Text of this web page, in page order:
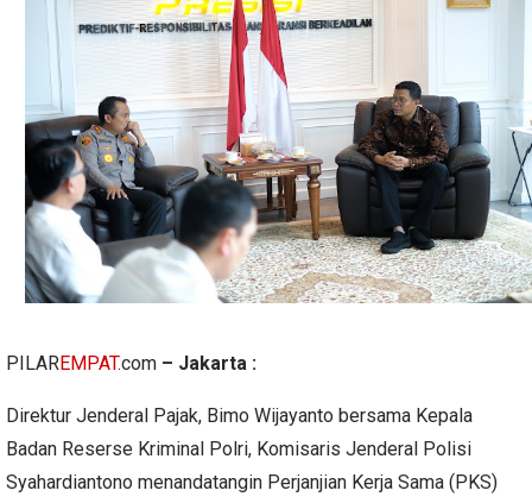
PILAREMPAT.com – Jakarta :
Direktur Jenderal Pajak, Bimo Wijayanto bersama Kepala
Badan Reserse Kriminal Polri, Komisaris Jenderal Polisi
Syahardiantono menandatangin Perjanjian Kerja Sama (PKS)